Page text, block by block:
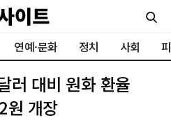
연예·문화 정치 사회
러 대비 원화 환율
원 개장